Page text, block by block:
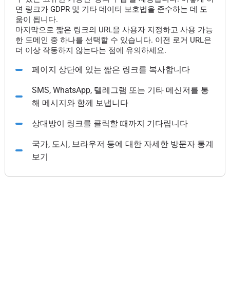
면 링크가 GDPR 및 기타 데이터 보호법을 준수하는 데 도
움이 됩니다.
마지막으로 짧은 링크의 URL을 사용자 지정하고 사용 가능
한 도메인 중 하나를 선택할 수 있습니다. 이전 로거 URL은
더 이상 작동하지 않는다는 점에 유의하세요.
페이지 상단에 있는 짧은 링크를 복사합니다
SMS, WhatsApp, 텔레그램 또는 기타 메신저를 통
해 메시지와 함께 보냅니다
상대방이 링크를 클릭할 때까지 기다립니다
국가, 도시, 브라우저 등에 대한 자세한 방문자 통계
보기